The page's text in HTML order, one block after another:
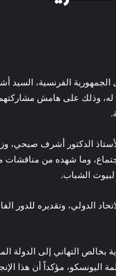
الفرنسية،
له، وذلك على هامش
الدكتور أشرف صبحي،
وما شهده من مناقشات
لبيوت الشباب.
الدولي، وتقديره للدور
التهاني إلى الدولة
اليونسكو، مؤكداً أن هذا